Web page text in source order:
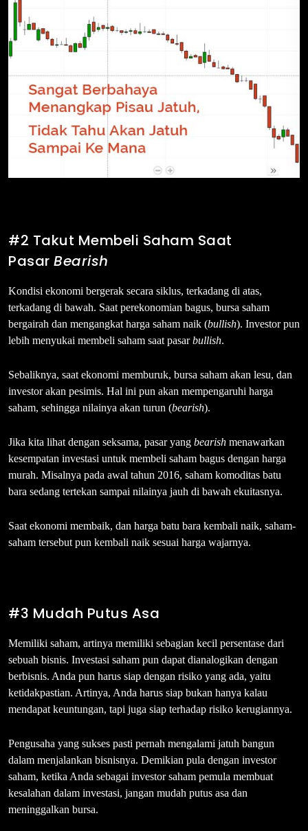
#2 Takut Membeli Saham Saat
Pasar Bearish
Kondisi ekonomi bergerak secara siklus, terkadang di atas,
terkadang di bawah. Saat perekonomian bagus, bursa saham
bergairah dan mengangkat harga saham naik (bullish). Investor pun
lebih menyukai membeli saham saat pasarbullish.
Sebaliknya, saat ekonomi memburuk, bursa saham akan lesu, dan
investor akan pesimis. Hal ini pun akan mempengaruhi harga
saham, sehingga nilainya akan turun (bearish).
Jika kita lihat dengan seksama, pasar yang bearish menawarkan
kesempatan investasi untuk membeli saham bagus dengan harga
murah. Misalnya pada awal tahun 2016, saham komoditas batu
bara sedang tertekan sampai nilainya jauh di bawah ekuitasnya.
Saat ekonomi membaik, dan harga batu bara kembali naik, saham-
saham tersebut pun kembali naik sesuai harga wajarnya.
#3 Mudah Putus Asa
Memiliki saham, artinya memiliki sebagian kecil persentase dari
sebuah bisnis. Investasi saham pun dapat dianalogikan dengan
berbisnis. Anda pun harus siap dengan risiko yang ada, yaitu
ketidakpastian. Artinya, Anda harus siap bukan hanya kalau
mendapat keuntungan, tapi juga siap terhadap risiko kerugiannya.
Pengusaha yang sukses pasti pernah mengalami jatuh bangun
dalam menjalankan bisnisnya. Demikian pula dengan investor
saham, ketika Anda sebagai investor saham pemula membuat
kesalahan dalam investasi, jangan mudah putus asa dan
meninggalkan bursa.